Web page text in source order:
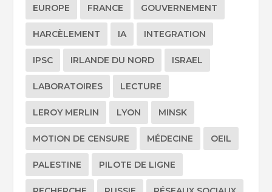
EUROPE FRANCE GOUVERNEMENT
HARCÈLEMENT IA INTEGRATION
IPSC IRLANDE DU NORD ISRAEL
LABORATOIRES LECTURE
LEROY MERLIN LYON MINSK
MOTION DE CENSURE MÉDECINE OEIL
PALESTINE PILOTE DE LIGNE